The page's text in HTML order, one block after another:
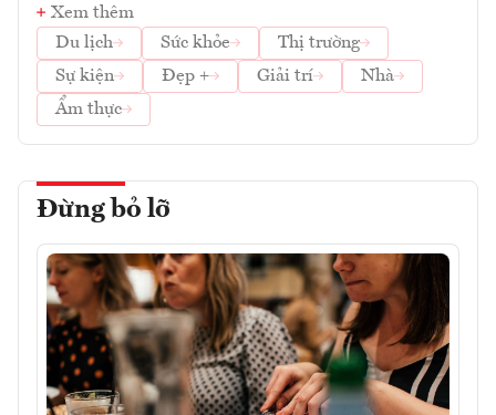
Xem thêm
Du lịch
Sức khỏe
Thị trường
Sự kiện
Đẹp + Giải trí
Nhà
Ẩm thực
Đừng bỏ lỡ